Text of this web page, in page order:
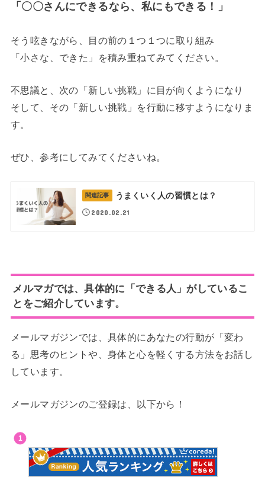
「〇〇さんにできるなら、私にもできる！」
そう呟きながら、目の前の１つ１つに取り組み
「小さな、できた」を積み重ねてみてください。
不思議と、次の「新しい挑戦」に目が向くようになり
そして、その「新しい挑戦」を行動に移すようになりま
す。
ぜひ、参考にしてみてくださいね。
関連記事 うまくいく人の習慣とは？
2020.02.21
メルマガでは、具体的に「できる人」がしているこ
とをご紹介しています。
メールマガジンでは、具体的にあなたの行動が「変わ
る」思考のヒントや、身体と心を軽くする方法をお話し
しています。
メールマガジンのご登録は、以下から！